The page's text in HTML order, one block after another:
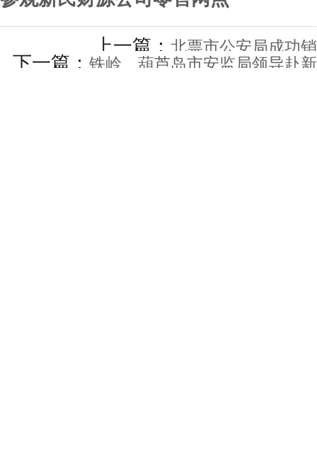
上一篇： 北票市公安局成功
下一篇： 铁岭、葫芦岛市安监局领导赴